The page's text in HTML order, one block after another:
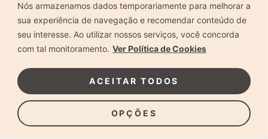
Nós armazenamos dados temporariamente para melhorar a
sua experiência de navegação e recomendar conteúdo de
seu interesse. Ao utilizar nossos serviços, você concorda
com tal monitoramento. Ver Política de Cookies
OPÇÕES
ACEITAR TODOS
Diário de uma grávida e sua pequena
Dica de especialista: como otimizar o fluxo de trabalho
no ensaio newborn?
Dica de especialista: qual o melhor guia de poses para
fotografia newborn?